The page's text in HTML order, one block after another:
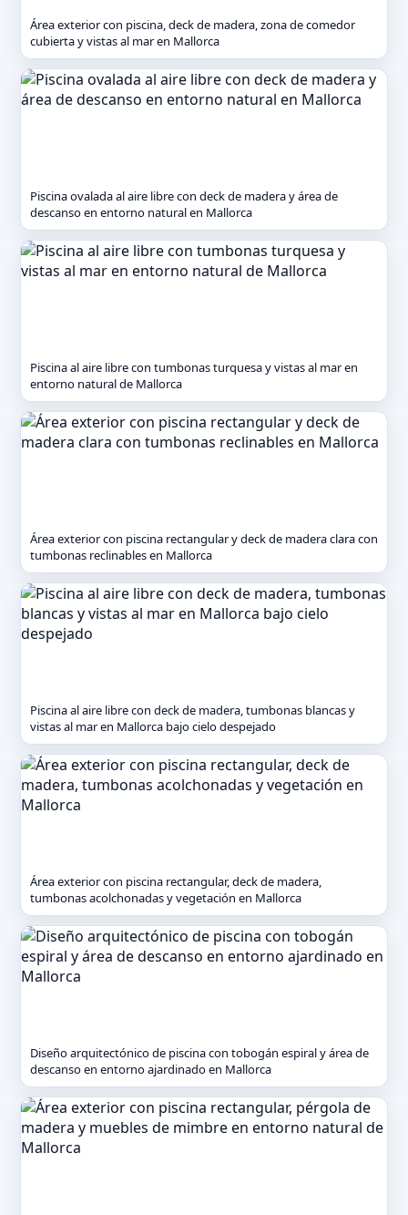
Área exterior con piscina, deck de madera, zona de comedor
cubierta y vistas al mar en Mallorca
Piscina ovalada al aire libre con deck de madera y área de
descanso en entorno natural en Mallorca
Piscina al aire libre con tumbonas turquesa y vistas al mar en
entorno natural de Mallorca
Área exterior con piscina rectangular y deck de madera clara con
tumbonas reclinables en Mallorca
Piscina al aire libre con deck de madera, tumbonas blancas y
vistas al mar en Mallorca bajo cielo despejado
Área exterior con piscina rectangular, deck de madera,
tumbonas acolchonadas y vegetación en Mallorca
Diseño arquitectónico de piscina con tobogán espiral y área de
descanso en entorno ajardinado en Mallorca